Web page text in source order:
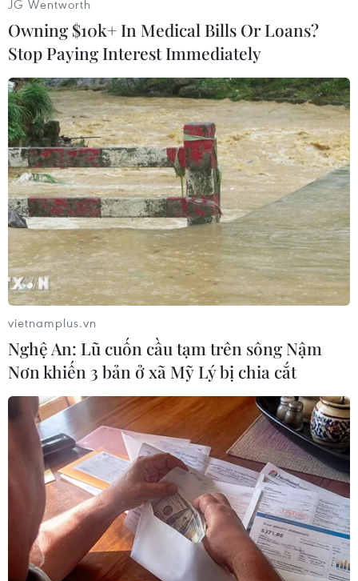
mỗi người lại đi tìm một cái khác nhau: tìm bản
thân mình, tìm một ai đó để gắn bó trong đời,
hay tìm thành công, tìm đam mê. Hầu như trong
mỗi người đều có những cuộc trốn tìm triền
miên không bao giờ ngủ nghỉ."
Tuy nhiên, xin đừng chơi trốn tìm trong mùa
dịch! Hãy tuân thủ thông điệp 5K (Khẩu trang-
Khử khuẩn-Khoảng cách-Không tập trung-Khai
báo y tế) để giữ an toàn cho bạn và chúng ta
trước đại dịch COVID-19.
Play
Video
(Vietnam+)
JG Wentworth
Owning $10k+ In Medical Bills Or Loans?
Stop Paying Interest Immediately
vietnamplus.vn
Nghệ An: Lũ cuốn cầu tạm trên sông Nậm
Nơn khiến 3 bản ở xã Mỹ Lý bị chia cắt